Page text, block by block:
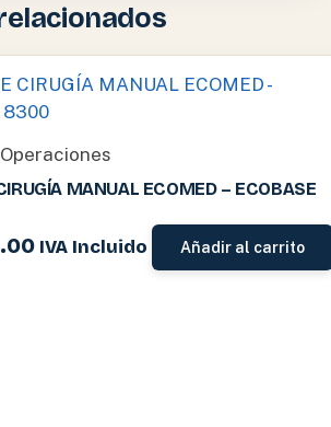
MANUAL ECOMED – ECOBASE
IVA Incluido Añadir al carrito